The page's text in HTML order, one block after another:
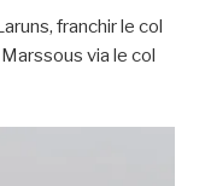
franchir le col
via le col